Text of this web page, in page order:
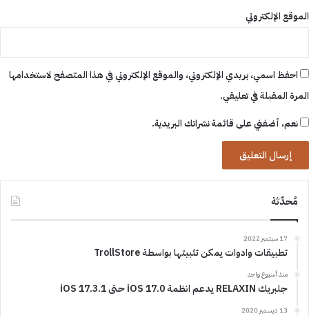
الموقع الإلكتروني
احفظ اسمي، بريدي الإلكتروني، والموقع الإلكتروني في هذا المتصفح لاستخدامها
المرة المقبلة في تعليقي.
نعم، أضفني على قائمة نشراتك البريدية.
مُحدّثة
17 سبتمبر 2022
تطبيقات وادوات يمكن تثبيتها بواسطة TrollStore
منذ أسبوع واحد
جلبريك RELAXIN يدعم انظمة iOS 17.0 حتى iOS 17.3.1
13 ديسمبر 2020